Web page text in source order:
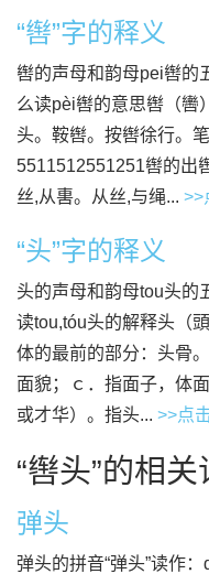
“辔”字的释义
辔的声母和韵母pei辔的
么读pèi辔的意思辔（轡
头。鞍辔。按辔徐行。
5511512551251辔的出
丝,从軎。从丝,与绳... >>
“头”字的释义
头的声母和韵母tou头的
读tou,tóu头的解释头（
体的最前的部分：头骨
面貌；ｃ．指面子，体
或才华）。指头... >>点
“辔头”的相关
弹头
弹头的拼音“弹头”读作